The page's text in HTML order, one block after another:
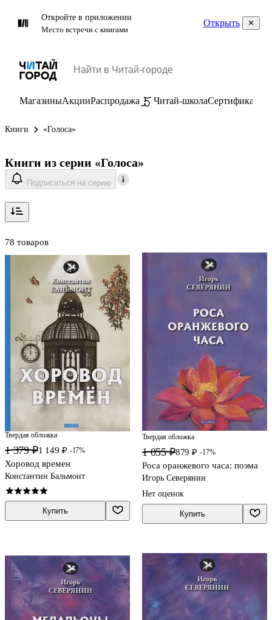
Откройте в приложении
Место встречи с книгами
Открыть
МагазиныАкцииРаспродажа Читай-школаСертификаты
Книги «Голоса»
Книги из серии «Голоса»
Подписаться на серию
78 товаров
Твердая обложка
1 379 ₽1 149 ₽ -17%
Хоровод времен
Константин Бальмонт
Купить
Твердая обложка
1 055 ₽879 ₽ -17%
Роса оранжевого часа: поэма
Игорь Северянин
Нет оценок
Купить